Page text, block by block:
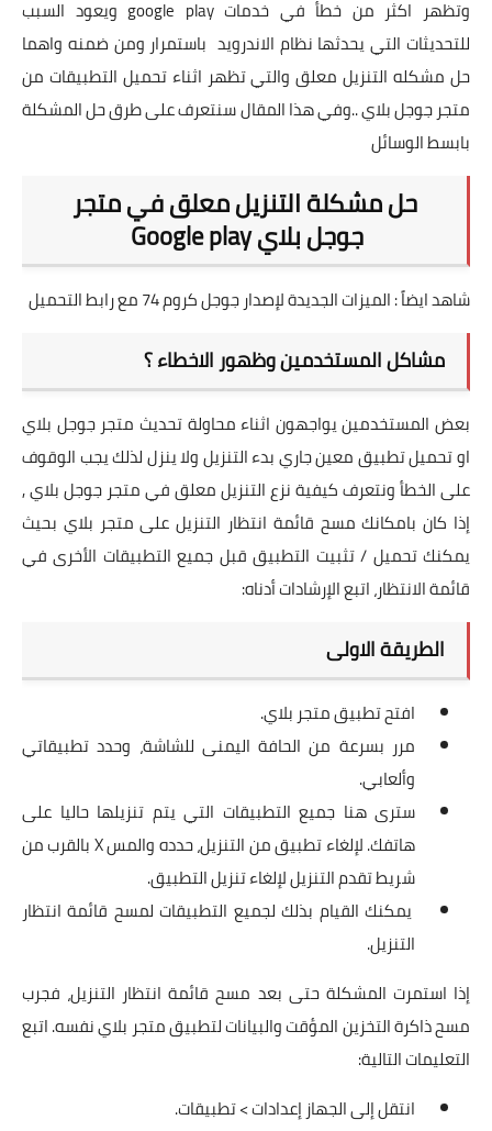
وتظهر اكثر من خطأ في خدمات google play ويعود السبب
للتحديثات التي يحدثها نظام الاندرويد باستمرار ومن ضمنه واهما
حل مشكله التنزيل معلق والتي تظهر اثناء تحميل التطبيقات من
متجر جوجل بلاي ..وفي هذا المقال سنتعرف على طرق حل المشكلة
بابسط الوسائل
حل مشكلة التنزيل معلق في متجر
جوجل بلاي Google play
شاهد ايضاً :الميزات الجديدة لإصدار جوجل كروم 74 مع رابط التحميل
مشاكل المستخدمين وظهور الاخطاء ؟
بعض المستخدمين يواجهون اثناء محاولة تحديث متجر جوجل بلاي
او تحميل تطبيق معين جاري بدء التنزيل ولا ينزل لذلك يجب الوقوف
على الخطأ ونتعرف كيفية نزع التنزيل معلق في متجر جوجل بلاي ,
إذا كان بامكانك مسح قائمة انتظار التنزيل على متجر بلاي بحيث
يمكنك تحميل / تثبيت التطبيق قبل جميع التطبيقات الأخرى في
قائمة الانتظار، اتبع الإرشادات أدناه:
الطريقة الاولى
افتح تطبيق متجر بلاي.
مرر بسرعة من الحافة اليمنى للشاشة، وحدد تطبيقاتي
وألعابي.
سترى هنا جميع التطبيقات التي يتم تنزيلها حاليا على
هاتفك. لإلغاء تطبيق من التنزيل، حدده والمس X بالقرب من
شريط تقدم التنزيل لإلغاء تنزيل التطبيق.
يمكنك القيام بذلك لجميع التطبيقات لمسح قائمة انتظار
التنزيل.
إذا استمرت المشكلة حتى بعد مسح قائمة انتظار التنزيل، فجرب
مسح ذاكرة التخزين المؤقت والبيانات لتطبيق متجر بلاي نفسه. اتبع
التعليمات التالية:
انتقل إلى الجهاز إعدادات > تطبيقات.